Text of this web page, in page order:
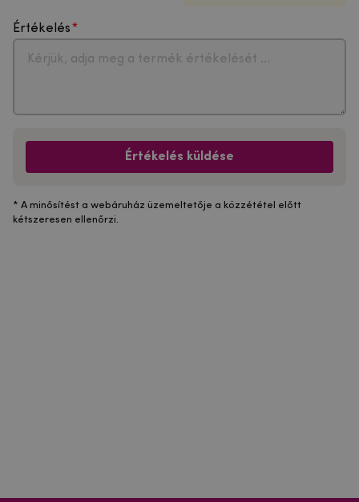
Értékelés
Értékelés küldése
* A minősítést a webáruház üzemeltetője a közzététel előtt
kétszeresen ellenőrzi.